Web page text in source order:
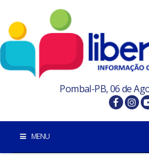
Pombal-PB, 06 de
MENU